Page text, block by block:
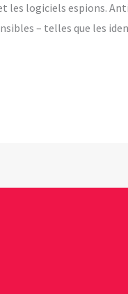
les logiciels espions.
– telles que les